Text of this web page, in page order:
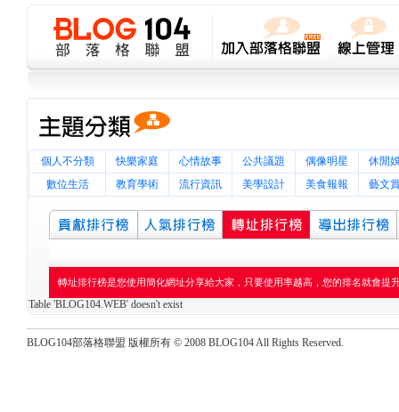
個人不分類 快樂家庭 心情故事 公共議題 偶像明星
休閒
數位生活
教育學術 流行資訊 美學設計 美食報報 藝文
轉址排行榜是您使用簡化網址分享給大家，只要使用率越高，您的排名就會提
Table 'BLOG104.WEB' doesn't exist
BLOG104部落格聯盟 版權所有 © 2008 BLOG104 All Rights Reserved.